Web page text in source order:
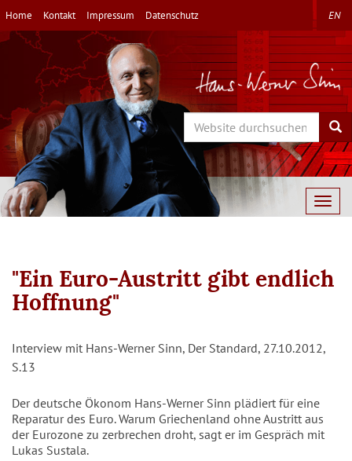
Direkt
zum
Inhalt
Home Kontakt Impressum Datenschutz EN
Search
"Ein Euro-Austritt gibt endlich
Hoffnung"
Interview mit Hans-Werner Sinn, Der Standard, 27.10.2012,
S.13
Der deutsche Ökonom Hans-Werner Sinn plädiert für eine
Reparatur des Euro. Warum Griechenland ohne Austritt aus
der Eurozone zu zerbrechen droht, sagt er im Gespräch mit
Lukas Sustala.